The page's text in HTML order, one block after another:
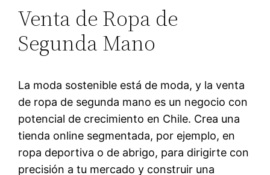
Venta de Ropa de
Segunda Mano
La moda sostenible está de moda, y la venta
de ropa de segunda mano es un negocio con
potencial de crecimiento en Chile. Crea una
tienda online segmentada, por ejemplo, en
ropa deportiva o de abrigo, para dirigirte con
precisión a tu mercado y construir una